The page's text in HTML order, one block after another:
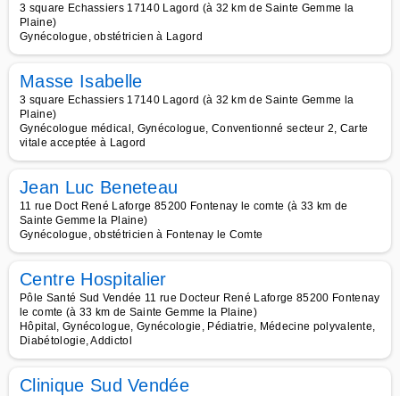
3 square Echassiers 17140 Lagord (à 32 km de Sainte Gemme la
Plaine)
Gynécologue, obstétricien à Lagord
Masse Isabelle
3 square Echassiers 17140 Lagord (à 32 km de Sainte Gemme la
Plaine)
Gynécologue médical, Gynécologue, Conventionné secteur 2, Carte
vitale acceptée à Lagord
Jean Luc Beneteau
11 rue Doct René Laforge 85200 Fontenay le comte (à 33 km de
Sainte Gemme la Plaine)
Gynécologue, obstétricien à Fontenay le Comte
Centre Hospitalier
Pôle Santé Sud Vendée 11 rue Docteur René Laforge 85200 Fontenay
le comte (à 33 km de Sainte Gemme la Plaine)
Hôpital, Gynécologue, Gynécologie, Pédiatrie, Médecine polyvalente,
Diabétologie, Addictol
Clinique Sud Vendée